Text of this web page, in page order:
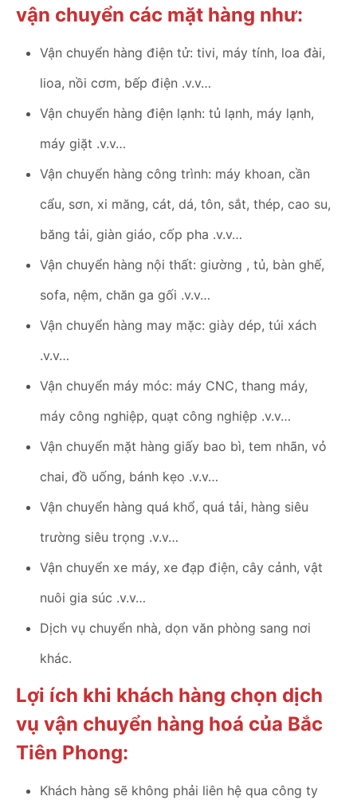
vận chuyển các mặt hàng như:
Vận chuyển hàng điện tử: tivi, máy tính, loa đài,
lioa, nồi cơm, bếp điện .v.v…
Vận chuyển hàng điện lạnh: tủ lạnh, máy lạnh,
máy giặt .v.v…
Vận chuyển hàng công trình: máy khoan, cần
cẩu, sơn, xi măng, cát, dá, tôn, sắt, thép, cao su,
băng tải, giàn giáo, cốp pha .v.v…
Vận chuyển hàng nội thất: giường , tủ, bàn ghế,
sofa, nệm, chăn ga gối .v.v…
Vận chuyển hàng may mặc: giày dép, túi xách
.v.v…
Vận chuyển máy móc: máy CNC, thang máy,
máy công nghiệp, quạt công nghiệp .v.v…
Vận chuyển mặt hàng giấy bao bì, tem nhãn, vỏ
chai, đồ uống, bánh kẹo .v.v…
Vận chuyển hàng quá khổ, quá tải, hàng siêu
trường siêu trọng .v.v…
Vận chuyển xe máy, xe đạp điện, cây cảnh, vật
nuôi gia súc .v.v…
Dịch vụ chuyển nhà, dọn văn phòng sang nơi
khác.
Lợi ích khi khách hàng chọn dịch
vụ vận chuyển hàng hoá của Bắc
Tiên Phong:
Khách hàng sẽ không phải liên hệ qua công ty